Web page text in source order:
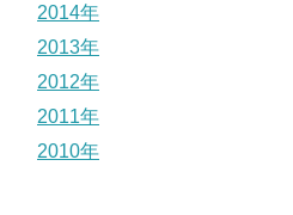
2014年
2013年
2012年
2011年
2010年